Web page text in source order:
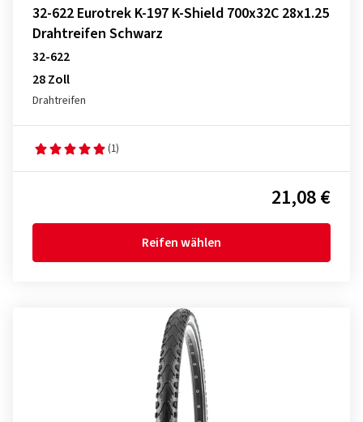
32-622 Eurotrek K-197 K-Shield 700x32C 28x1.25
Drahtreifen Schwarz
32-622
28 Zoll
Drahtreifen
(1)
21,08 €
Reifen wählen